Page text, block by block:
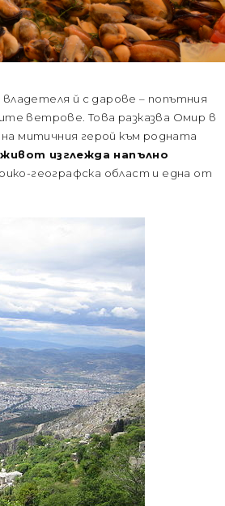
й с дарове – попътния
ветрове. Това разказва Омир в
митичния герой към родната
изглежда напълно
географска област и една от